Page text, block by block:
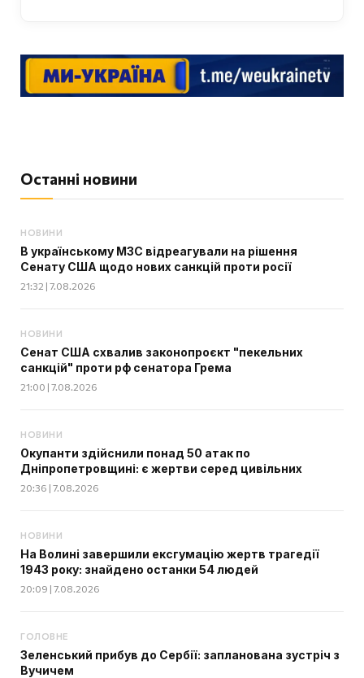
Останні новини
НОВИНИ
В українському МЗС відреагували на рішення
Сенату США щодо нових санкцій проти росії
21:32 | 7.08.2026
НОВИНИ
Сенат США схвалив законопроєкт "пекельних
санкцій" проти рф сенатора Грема
21:00 | 7.08.2026
НОВИНИ
Окупанти здійснили понад 50 атак по
Дніпропетровщині: є жертви серед цивільних
20:36 | 7.08.2026
НОВИНИ
На Волині завершили ексгумацію жертв трагедії
1943 року: знайдено останки 54 людей
20:09 | 7.08.2026
ГОЛОВНЕ
Зеленський прибув до Сербії: запланована зустріч з
Вучичем